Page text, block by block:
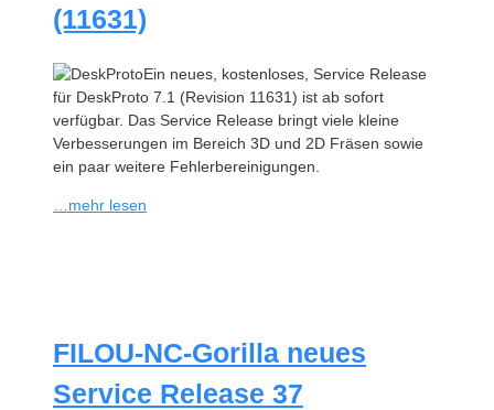
(11631)
Ein neues, kostenloses, Service Release
für DeskProto 7.1 (Revision 11631) ist ab sofort
verfügbar. Das Service Release bringt viele kleine
Verbesserungen im Bereich 3D und 2D Fräsen sowie
ein paar weitere Fehlerbereinigungen.
…mehr lesen
FILOU-NC-Gorilla neues
Service Release 37